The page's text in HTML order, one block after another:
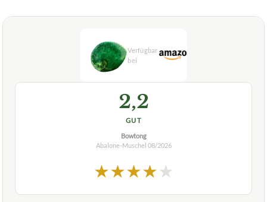
2,2
GUT
Bowtong
Abalone-Muschel 08/2026
★★★★★